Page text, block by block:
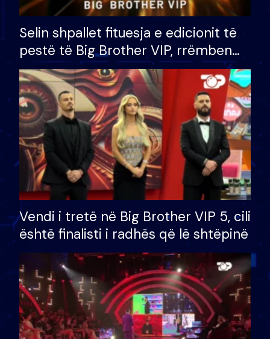
Selin shpallet fituesja e edicionit të
pestë të Big Brother VIP, rrëmben
çmimin e madh prej 100 mijë eurosh
Vendi i tretë në Big Brother VIP 5, cili
është finalisti i radhës që lë shtëpinë